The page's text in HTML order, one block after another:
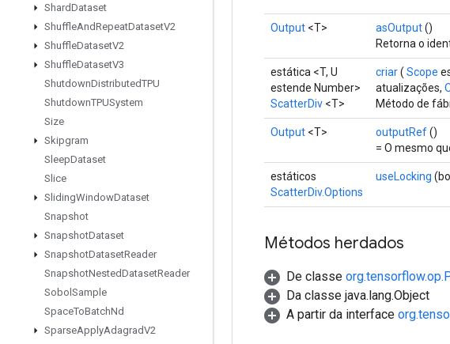
ShardDataset
ShuffleAndRepeatDatasetV2
ShuffleDatasetV2
ShuffleDatasetV3
ShutdownDistributedTPU
ShutdownTPUSystem
Size
Skipgram
SleepDataset
Slice
SlidingWindowDataset
Snapshot
SnapshotDataset
SnapshotDatasetReader
SnapshotNestedDatasetReader
Sobol Sample
SpaceToBatchNd
SparseApplyAdagradV2
Output <T> asOutput()
Retorna o
estática <T, U
estende Number>
ScatterDiv <T>
criar( Scope
atualizações,
Método de
Output <T> outputRef()
= O mesmo
estáticos
ScatterDiv.Options
useLocking
Métodos herdados
De classe
Da classe java.lang.Object
A partir da interface